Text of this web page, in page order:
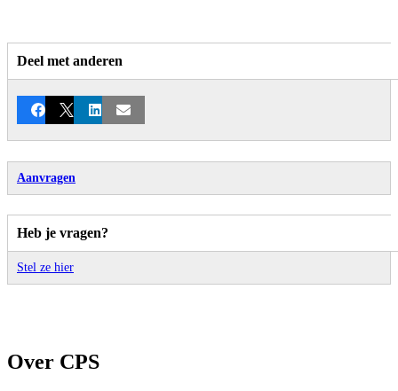
Deel met anderen
Facebook
X LinkedInE-mail
Aanvragen
Heb je vragen?
Stel ze hier
Over CPS